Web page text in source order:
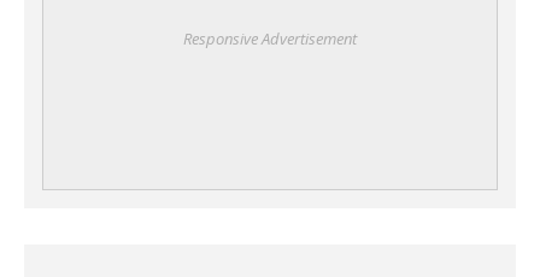
Responsive Advertisement